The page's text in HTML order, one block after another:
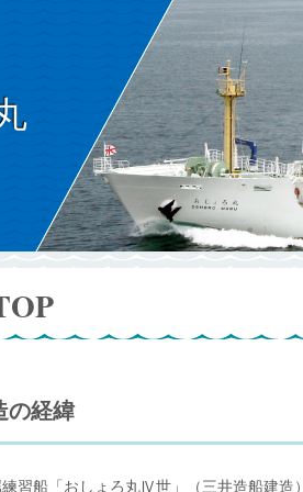
一般配置図・機器配置図
お知らせ
の経緯
習船「おしょろ丸Ⅳ世」（三井造船建造